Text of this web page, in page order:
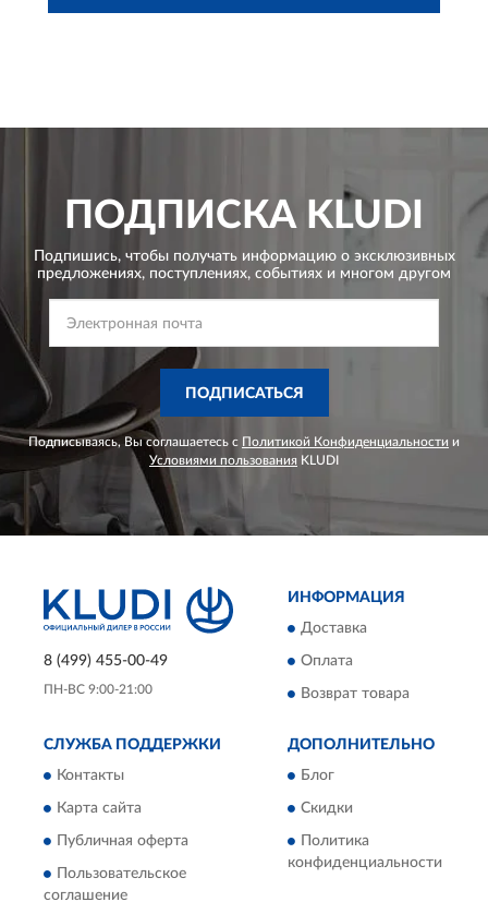
ПОДПИСКАKLUDI
Подпишись, чтобы получать информацию о эксклюзивных
предложениях, поступлениях, событиях и многом другом
ПОДПИСАТЬСЯ
Подписываясь, Вы соглашаетесь с Политикой Конфиденциальности и
Условиями пользования KLUDI
8 (499) 455-00-49
ПН-ВС 9:00-21:00
ИНФОРМАЦИЯ
Доставка
Оплата
Возврат товара
СЛУЖБА ПОДДЕРЖКИ
Контакты
Карта сайта
Публичная оферта
Пользовательское
соглашение
ДОПОЛНИТЕЛЬНО
Блог
Скидки
Политика
конфиденциальности